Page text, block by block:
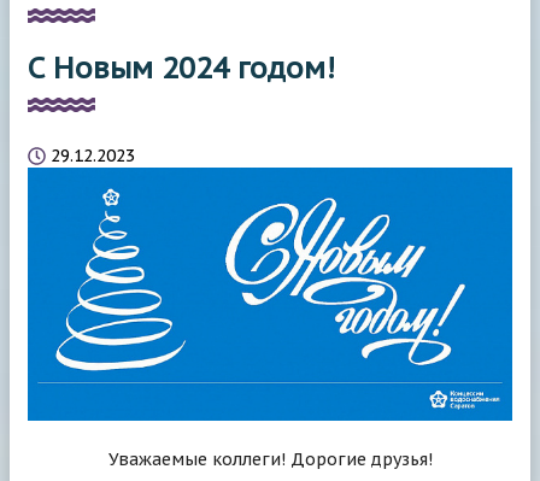
НОВОСТИ
ОТКЛЮЧЕНИЯ
КОНТАКТЫ
С Новым 2024 годом!
29.12.2023
Уважаемые коллеги! Дорогие друзья!